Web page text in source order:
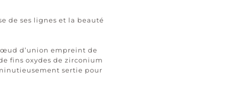
de ses lignes et la beauté
d’union empreint de
fins oxydes de zirconium
sertie pour